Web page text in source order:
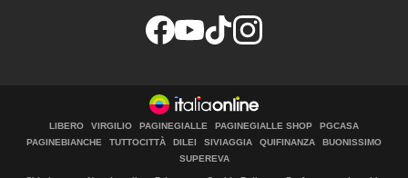
LIBERO VIRGILIO PAGINEGIALLE PAGINEGIALLE SHOP
PGCASA
PAGINEBIANCHE
TUTTOCITTÀ DILEI SIVIAGGIA QUIFINANZA
BUONISSIMO
SUPEREVA